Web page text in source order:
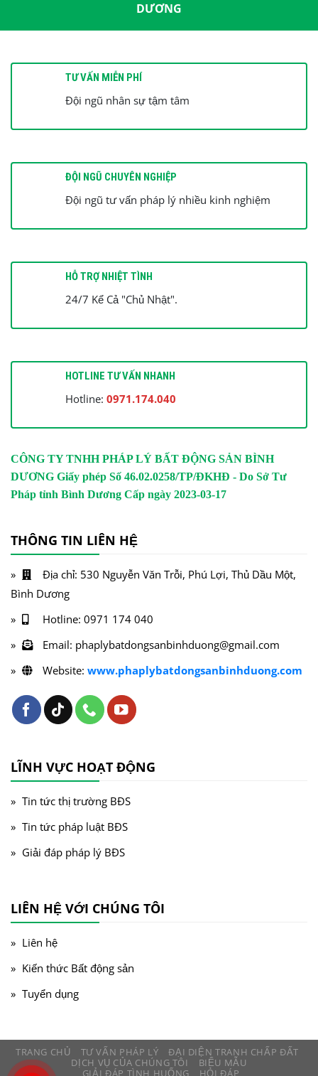
DƯƠNG
TƯ VẤN MIỄN PHÍ
Đội ngũ nhân sự tậm tâm
ĐỘI NGŨ CHUYÊN NGHIỆP
Đội ngũ tư vấn pháp lý nhiều kinh nghiệm
HỖ TRỢ NHIỆT TÌNH
24/7 Kể Cả "Chủ Nhật".
HOTLINE TƯ VẤN NHANH
Hotline: 0971.174.040
CÔNG TY TNHH PHÁP LÝ BẤT ĐỘNG SẢN BÌNH
DƯƠNG Giấy phép Số 46.02.0258/TP/ĐKHĐ - Do Sở Tư
Pháp tỉnh Bình Dương Cấp ngày 2023-03-17
THÔNG TIN LIÊN HỆ
Địa chỉ: 530 Nguyễn Văn Trỗi, Phú Lợi, Thủ Dầu Một,
Bình Dương
Hotline: 0971 174 040
Email: phaplybatdongsanbinhduong@gmail.com
Website: www.phaplybatdongsanbinhduong.com
LĨNH VỰC HOẠT ĐỘNG
Tin tức thị trường BĐS
Tin tức pháp luật BĐS
Giải đáp pháp lý BĐS
LIÊN HỆ VỚI CHÚNG TÔI
Liên hệ
Kiến thức Bất động sản
Tuyển dụng
TRANG CHỦ TƯ VẤN PHÁP LÝ
ĐẠI DIỆN TRANH CHẤP ĐẤT
DỊCH VỤ CỦA CHÚNG TÔI
BIỂU MẪU
GIẢI ĐÁP TÌNH HUỐNG
HỎI ĐÁP